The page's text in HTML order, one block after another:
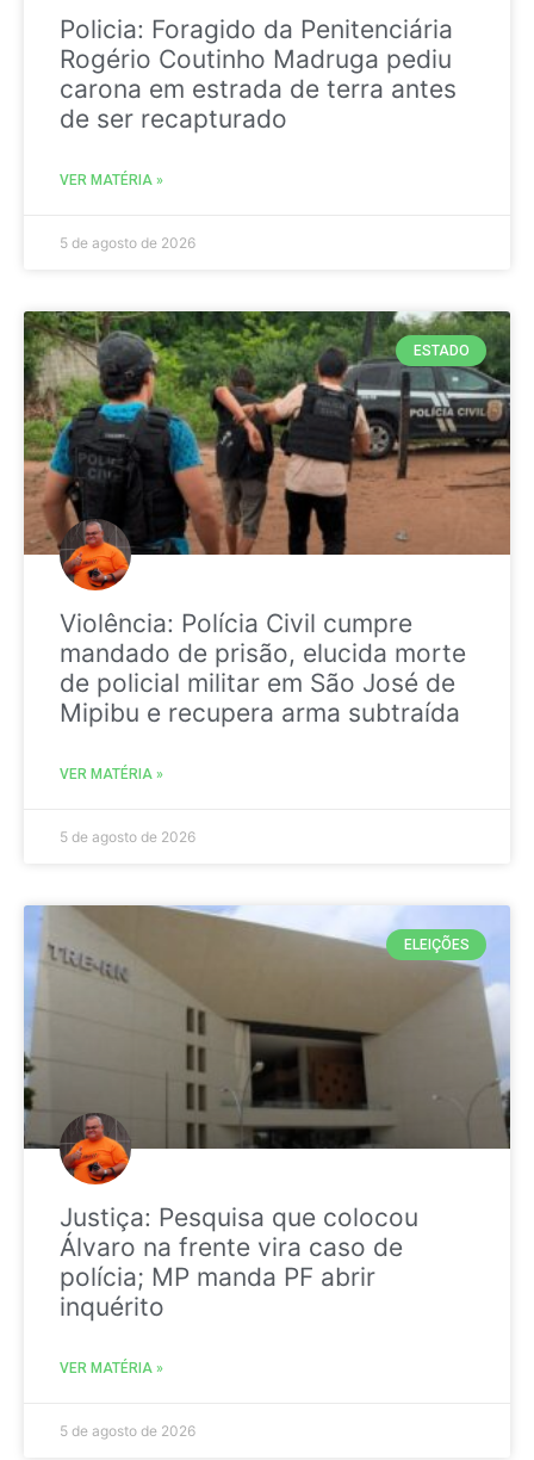
Policia: Foragido da Penitenciária
Rogério Coutinho Madruga pediu
carona em estrada de terra antes
de ser recapturado
VER MATÉRIA »
5 de agosto de 2026
ESTADO
Violência: Polícia Civil cumpre
mandado de prisão, elucida morte
de policial militar em São José de
Mipibu e recupera arma subtraída
VER MATÉRIA »
5 de agosto de 2026
ELEIÇÕES
Justiça: Pesquisa que colocou
Álvaro na frente vira caso de
polícia; MP manda PF abrir
inquérito
VER MATÉRIA »
5 de agosto de 2026